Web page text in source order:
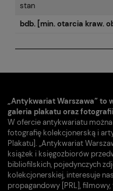
stan
bdb. [min. otarcia kraw.
„Antykwariat Warszawa” to
galeria plakatu oraz
W ofercie antykwariatu
fotografię kolekcjonerską i
Plakatu]. „Antykwariat
książek i księgozbiorów
bibliofilskich, pojedynczych
kolekcjonerskiej, interesuje
propagandowy [PRL],